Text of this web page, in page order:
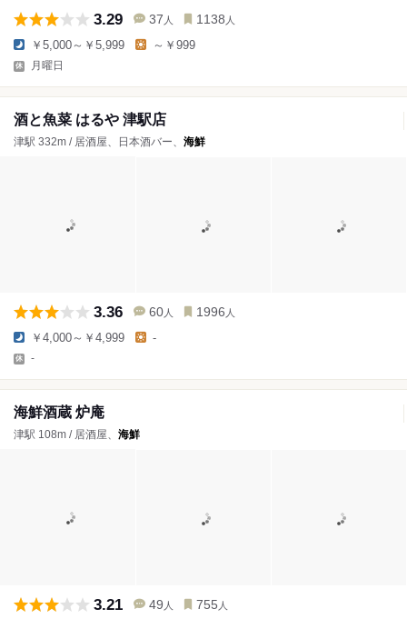
3.29 37 人 1138 人
￥5,000～￥5,999 ～￥999
月曜日
酒と魚菜 はるや 津駅店
津駅 332m / 居酒屋、日本酒バー、 海鮮
3.36 60 人 1996 人
￥4,000～￥4,999 -
-
海鮮酒蔵 炉庵
津駅 108m / 居酒屋、 海鮮
3.21 49 人 755 人